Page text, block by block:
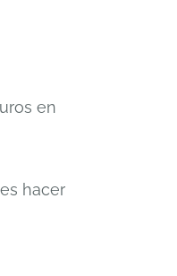
en
hacer